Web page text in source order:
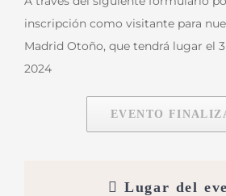
inscripción como visitante para
Madrid Otoño, que tendrá lugar el
2024
EVENTO
Lugar del